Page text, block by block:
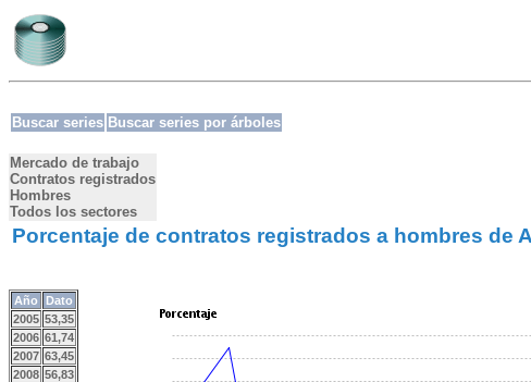
Buscar series Buscar series por árboles
Mercado de trabajo
Contratos registrados
Hombres
Todos los sectores
Porcentaje de contratos registrados a hombres de
Año
Dato
2005 53,35
2006 61,74
2007 63,45
2008 56,83